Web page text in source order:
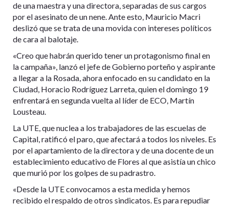
de una maestra y una directora, separadas de sus cargos
por el asesinato de un nene. Ante esto, Mauricio Macri
deslizó que se trata de una movida con intereses políticos
de cara al balotaje.
«Creo que habrán querido tener un protagonismo final en
la campaña», lanzó el jefe de Gobierno porteño y aspirante
a llegar a la Rosada, ahora enfocado en su candidato en la
Ciudad, Horacio Rodríguez Larreta, quien el domingo 19
enfrentará en segunda vuelta al líder de ECO, Martín
Lousteau.
La UTE, que nuclea a los trabajadores de las escuelas de
Capital, ratificó el paro, que afectará a todos los niveles. Es
por el apartamiento de la directora y de una docente de un
establecimiento educativo de Flores al que asistía un chico
que murió por los golpes de su padrastro.
«Desde la UTE convocamos a esta medida y hemos
recibido el respaldo de otros sindicatos. Es para repudiar